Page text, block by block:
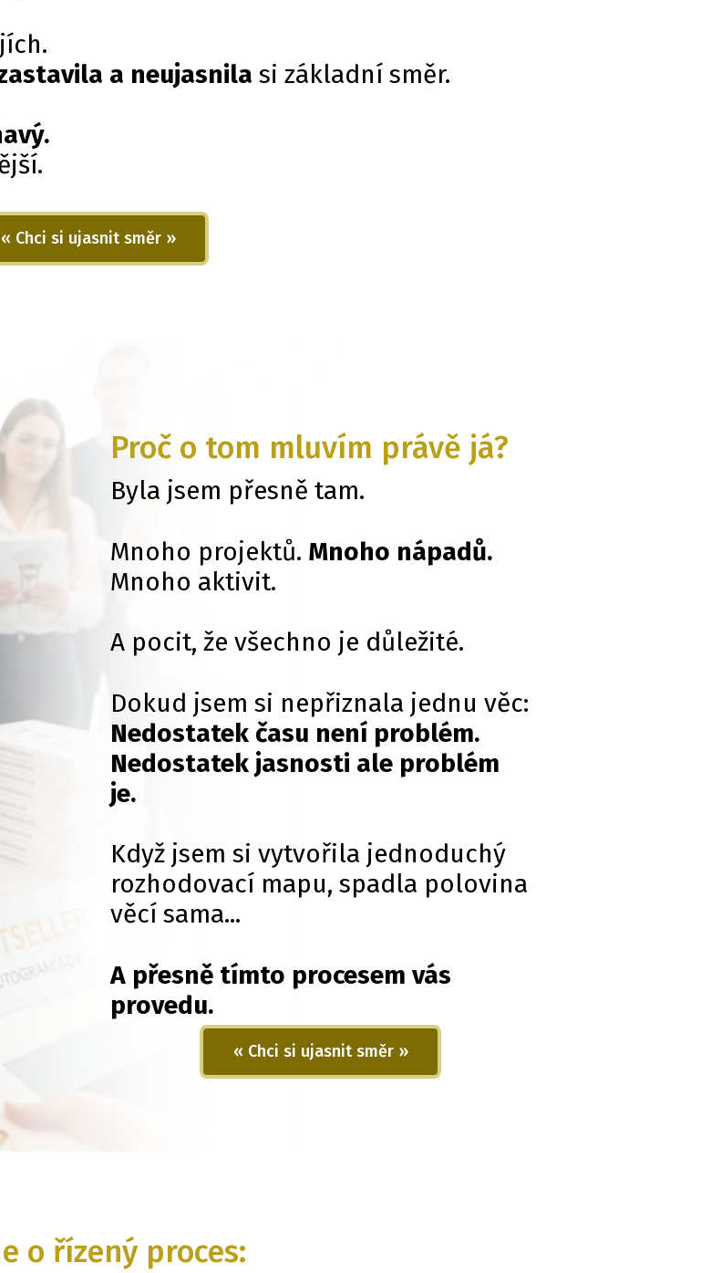
a neujasnila si základní směr.
« Chci si ujasnit směr »
Proč o tom mluvím právě já?
Byla jsem přesně tam.
Mnoho projektů. Mnoho nápadů.
Mnoho aktivit.
A pocit, že všechno je důležité.
Dokud jsem si nepřiznala jednu věc:
Nedostatek času není problém.
Nedostatek jasnosti ale problém
je.
Když jsem si vytvořila jednoduchý
rozhodovací mapu, spadla polovina
věcí sama...
A přesně tímto procesem vás
provedu.
« Chci si ujasnit směr »
o řízený proces: